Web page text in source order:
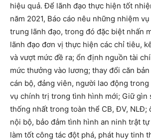
hiệu quả. Để lãnh đạo thực hiện tốt
năm 2021, Báo cáo nêu những nhiệm
trung lãnh đạo, trong đó đặc biệt nhấn
lãnh đạo đơn vị thực hiện các chỉ tiêu,
và vượt mức đề ra; ổn định nguồn tài
mức thưởng vào lương; thay đổi căn
cán bộ, đảng viên, người lao động
vụ chính trị trong tình hình mới; Giữ gìn
thống nhất trong toàn thể CB, ĐV, NLĐ;
nội bộ, bảo đảm tình hình an ninh trật
làm tốt công tác đột phá, phát huy tinh